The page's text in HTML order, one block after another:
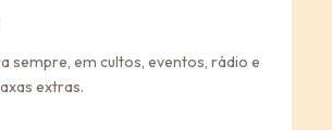
sempre, em cultos, eventos, rádio e
extras.